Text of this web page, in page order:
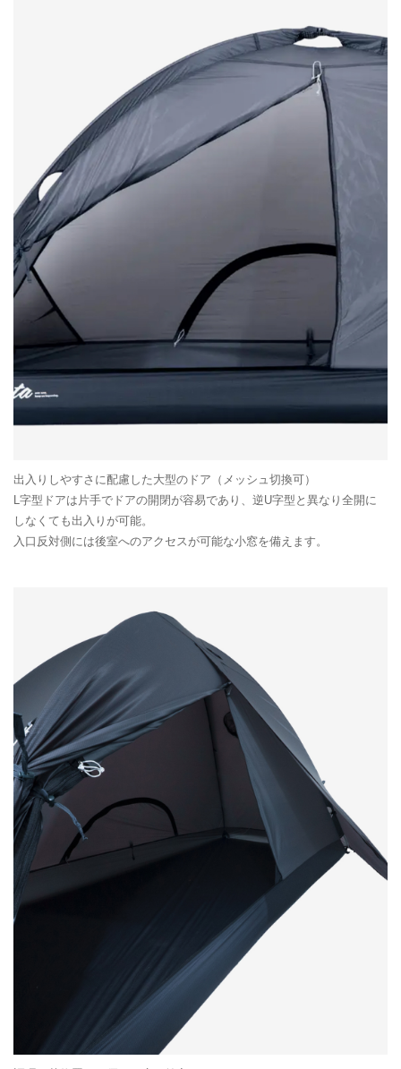
出入りしやすさに配慮した大型のドア（メッシュ切換可）
L字型ドアは片手でドアの開閉が容易であり、逆U字型と異なり全開に
しなくても出入りが可能。
入口反対側には後室へのアクセスが可能な小窓を備えます。